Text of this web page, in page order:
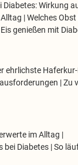
Wirkung
|Welches
Eis genießen mit
ehrlichste
|Zu
im Alltag |
bei Diabetes |So